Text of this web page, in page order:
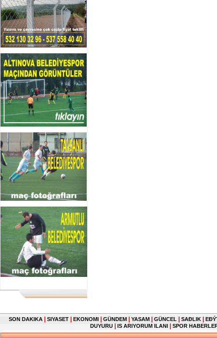
SON DAKIKA SIYASET EKONOMI GÜNDEM YASAM GÜNCEL SAĐLIK
DUYURU
IS ARIYORUM ILANI SPOR